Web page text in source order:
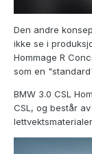
Den andre
ikke se i
Hommage R
som en
BMW 3.0 CSL
CSL, og består